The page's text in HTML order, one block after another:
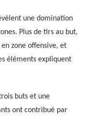
une domination
Plus de tirs au but,
zone offensive, et
éléments expliquent
buts et une
ont contribué par